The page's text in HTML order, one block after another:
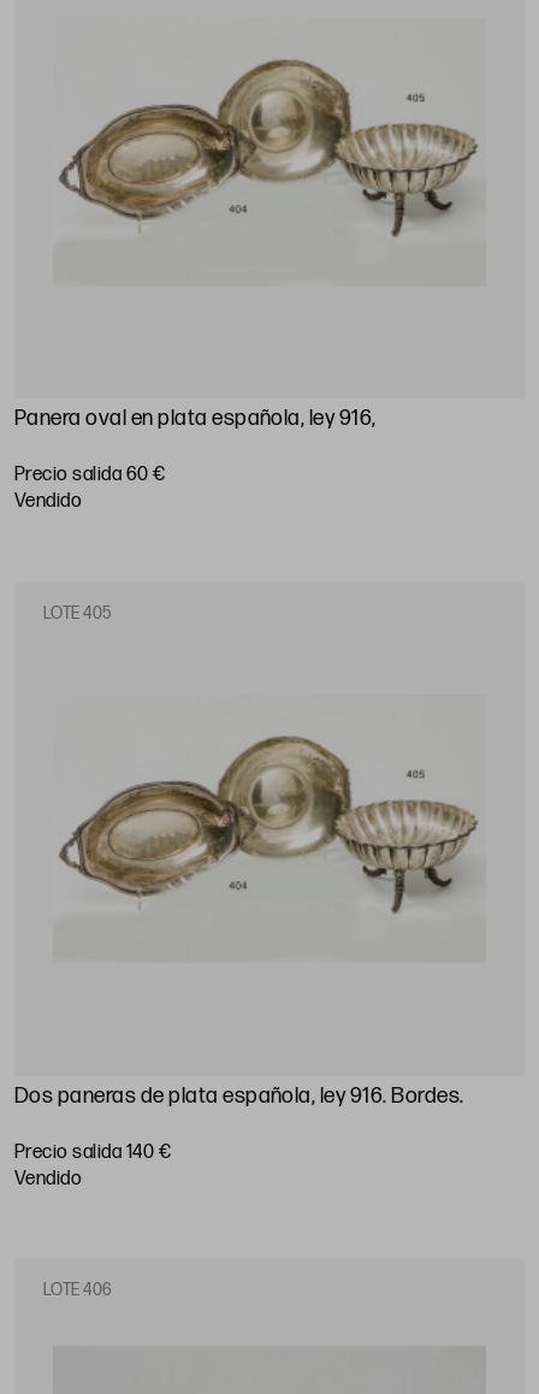
Panera oval en plata española, ley 916,
Precio salida 60 €
vendido
LOTE 405
Dos paneras de plata española, ley 916. Bordes.
Precio salida 140 €
vendido
LOTE 406